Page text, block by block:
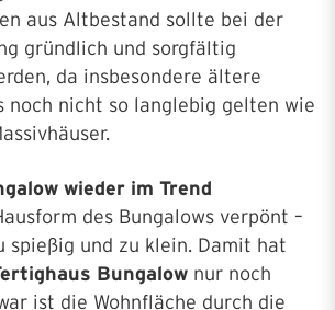
aus Altbestand sollte bei der
gründlich und sorgfältig
da insbesondere ältere
noch nicht so langlebig gelten wie
wieder im Trend
des Bungalows verpönt –
spießig und zu klein. Damit hat
Bungalow nur noch
ist die Wohnfläche durch die